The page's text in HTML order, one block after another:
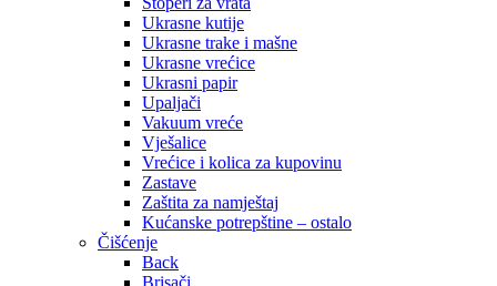
Ukrasne kutije
Ukrasne trake i mašne
Ukrasne vrećice
Ukrasni papir
Upaljači
Vakuum vreće
Vješalice
Vrećice i kolica za kupovinu
Zastave
Zaštita za namještaj
Kućanske potrepštine – ostalo
Čišćenje
Back
Brisači